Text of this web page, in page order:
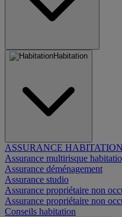
Habitation
ASSURANCE HABITATION
Assurance multirisque
Assurance déménagement
Assurance studio
Assurance propriétaire non
Assurance propriétaire non
Conseils habitation